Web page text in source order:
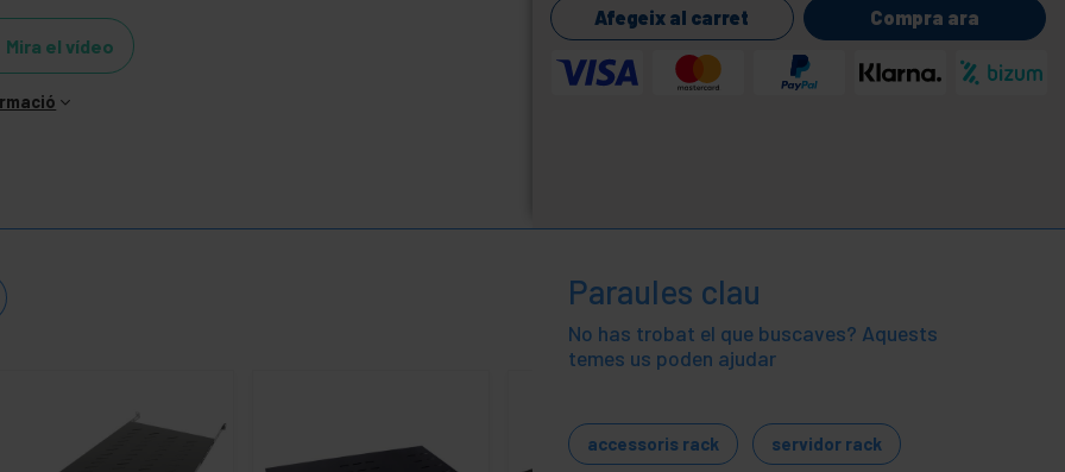
Mira el vídeo
Afegeix al carret Compra ara
Paraules clau
No has trobat el que buscaves? Aquests
temes us poden ajudar
accessoris rack servidor rack